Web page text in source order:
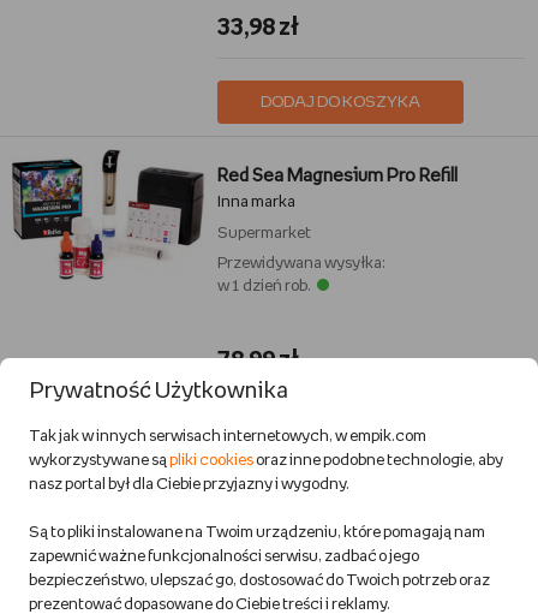
33,98 zł
DODAJ DO KOSZYKA
Red Sea Magnesium Pro Refill
Inna marka
Supermarket
Przewidywana wysyłka:
w 1 dzień rob.
78,99 zł
DODAJ DO KOSZYKA
salimetr 0-25% TDS
Tessa
Supermarket
Prywatność Użytkownika
Tak jak w innych serwisach internetowych, w empik.com
wykorzystywane sąpliki cookiesoraz inne podobne technologie, aby
nasz portal był dla Ciebie przyjazny i wygodny.
Są to pliki instalowane na Twoim urządzeniu, które pomagają nam
zapewnić ważne funkcjonalności serwisu, zadbać o jego
bezpieczeństwo, ulepszać go, dostosować do Twoich potrzeb oraz
prezentować dopasowane do Ciebie treści i reklamy.